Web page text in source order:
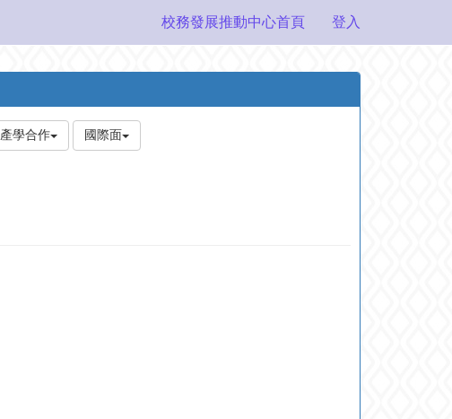
校務發展推動中心首頁 登入
產學合作 國際面